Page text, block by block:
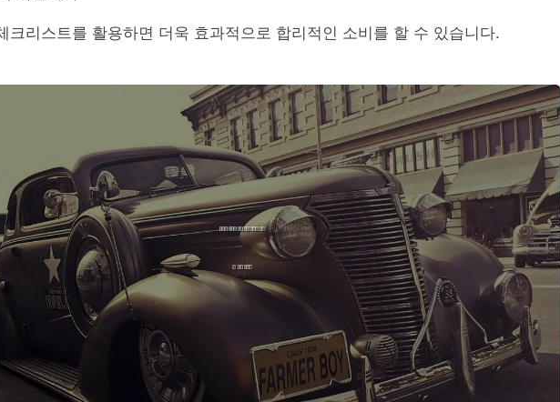
크리스트를 활용하면 더욱 효과적으로 합리적인 소비를 할 수 있습니다.